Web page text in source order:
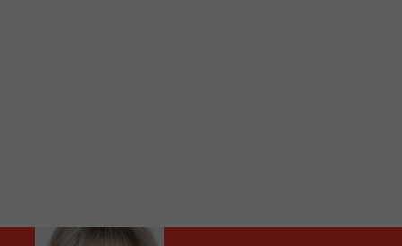
Audio